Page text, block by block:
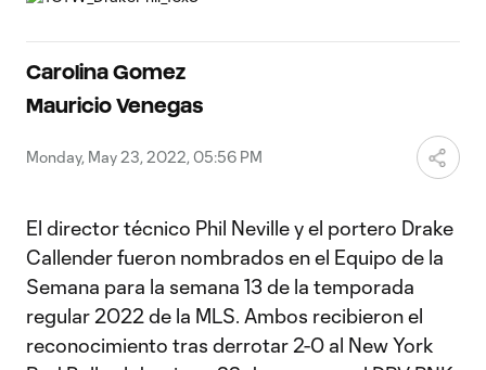
Carolina Gomez
Mauricio Venegas
Monday, May 23, 2022, 05:56 PM
El director técnico Phil Neville y el portero Drake
Callender fueron nombrados en el Equipo de la
Semana para la semana 13 de la temporada
regular 2022 de la MLS. Ambos recibieron el
reconocimiento tras derrotar 2-0 al New York